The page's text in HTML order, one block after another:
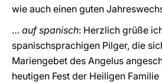
wie auch einen guten
… auf spanisch: Herzlich grüße
spanischsprachigen Pilger, die
Mariengebet des Angelus
heutigen Fest der Heiligen